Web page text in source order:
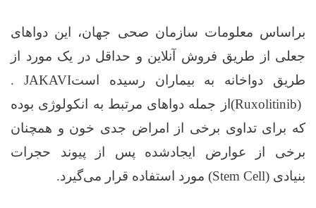
براساس معلومات سازمان صحی جهان، این دواهای
جعلی از طریق فروش آنلاین و حداقل در یک مورد از
طریق دواخانه به بیماران رسیده است. JAKAVI
(Ruxolitinib) از جمله دواهای مرتبط به انکولوژی بوده
که برای تداوی برخی از امراض جدی خون و همچنان
برخی از عوارض ایجادشده پس از پیوند حجرات
بنیادی (Stem Cell) مورد استفاده قرار می‌گیرد.